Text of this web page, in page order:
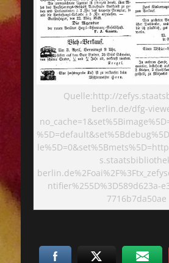
Quelle:http://
berlin.de/dfg-
ntifier%255D%3D589d623a-
7716b7da50ae